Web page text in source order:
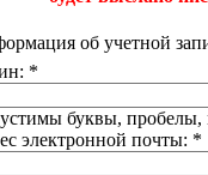
об учетной
*
буквы, пробелы,
электронной почты: *